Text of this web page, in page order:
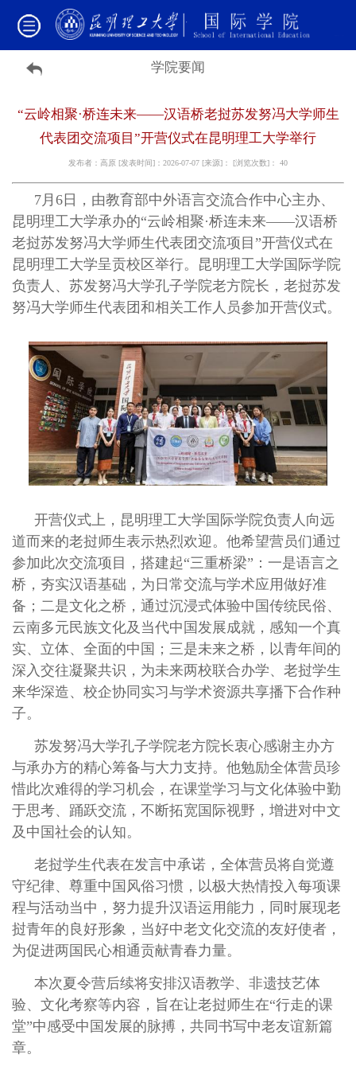
学院要闻
“云岭相聚·桥连未来——汉语桥老挝苏发努冯大学师生
代表团交流项目”开营仪式在昆明理工大学举行
发布者：高原 [发表时间]：2026-07-07 [来源]： [浏览次数]： 40
7月6日，由教育部中外语言交流合作中心主办、
昆明理工大学承办的“云岭相聚·桥连未来——汉语桥
老挝苏发努冯大学师生代表团交流项目”开营仪式在
昆明理工大学呈贡校区举行。昆明理工大学国际学院
负责人、苏发努冯大学孔子学院老方院长，老挝苏发
努冯大学师生代表团和相关工作人员参加开营仪式。
开营仪式上，昆明理工大学国际学院负责人向远
道而来的老挝师生表示热烈欢迎。他希望营员们通过
参加此次交流项目，搭建起“三重桥梁”：一是语言之
桥，夯实汉语基础，为日常交流与学术应用做好准
备；二是文化之桥，通过沉浸式体验中国传统民俗、
云南多元民族文化及当代中国发展成就，感知一个真
实、立体、全面的中国；三是未来之桥，以青年间的
深入交往凝聚共识，为未来两校联合办学、老挝学生
来华深造、校企协同实习与学术资源共享播下合作种
子。
苏发努冯大学孔子学院老方院长衷心感谢主办方
与承办方的精心筹备与大力支持。他勉励全体营员珍
惜此次难得的学习机会，在课堂学习与文化体验中勤
于思考、踊跃交流，不断拓宽国际视野，增进对中文
及中国社会的认知。
老挝学生代表在发言中承诺，全体营员将自觉遵
守纪律、尊重中国风俗习惯，以极大热情投入每项课
程与活动当中，努力提升汉语运用能力，同时展现老
挝青年的良好形象，当好中老文化交流的友好使者，
为促进两国民心相通贡献青春力量。
本次夏令营后续将安排汉语教学、非遗技艺体
验、文化考察等内容，旨在让老挝师生在“行走的课
堂”中感受中国发展的脉搏，共同书写中老友谊新篇
章。